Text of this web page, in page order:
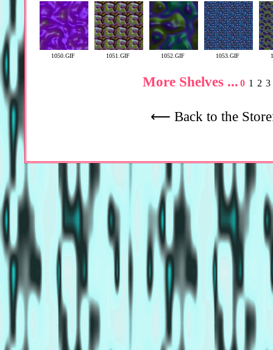
1050.GIF 1051.GIF 1052.GIF 1053.GIF
More Shelves ... 0 1 2 3
⟵ Back to the